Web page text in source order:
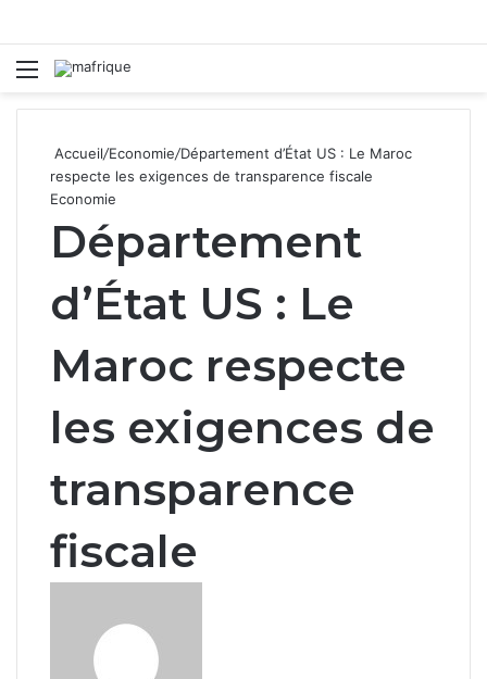
Menu
Accueil/Economie/Département d’État US : Le Maroc
respecte les exigences de transparence fiscale
Economie
Département
d’État US : Le
Maroc respecte
les exigences de
transparence
fiscale